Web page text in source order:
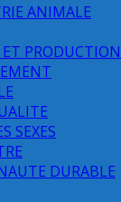
ANIMALE
PRODUCTION
SEXES
DURABLE